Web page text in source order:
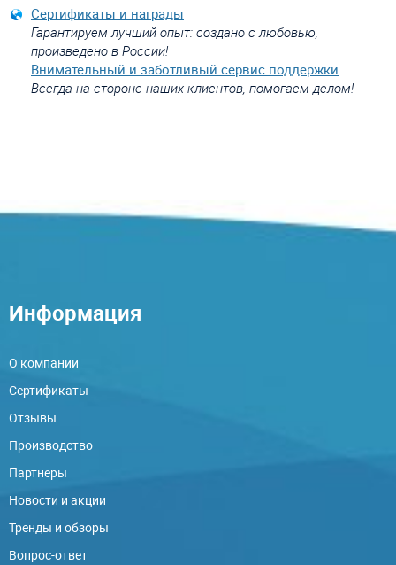
Сертификаты и награды
Гарантируем лучший опыт: создано с любовью,
произведено в России!
Внимательный и заботливый сервис поддержки
Всегда на стороне наших клиентов, помогаем делом!
Информация
О компании
Сертификаты
Отзывы
Производство
Партнеры
Новости и акции
Тренды и обзоры
Вопрос-ответ